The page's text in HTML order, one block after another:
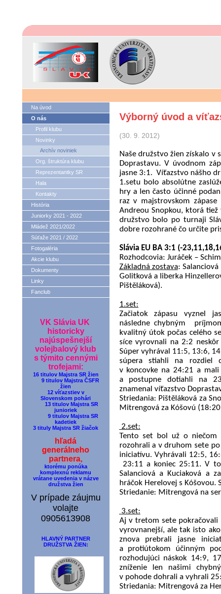
Na úvod
O nás
Profil klubu
Novinky
Archív noviniek
Org. štruktúra klubu
Reprezentantky SR
Hala
Kontakty
História
Juniorky 2021 - 2022
Mládež 2021/2022
Súťaže 2021 / 2022
Fotogaléria
Akcie klubu
Dokumenty
Linky
Fanclub
VK Slávia UK
historicky
najúspešnejší
volejbalový klub
s týmito cennými
trofejami:
16 titulov Majstra SR žien
9 titulov Majstra ČSFR
žien
12 víťazstiev v
Slovenskom pohári
13 titulov Majstra SR
junioriek
9 titulov Majstra SR
kadetiek
3 tituly Majstra SR žiačok
hľadá
generálneho
partnera,
ktorému ponúka
komplexnú reklamu
vrátane uvedenia v názve
družstva žien
V prípade záujmu
volajte
0905613908
HLAVNÝ PARTNER
DRUŽSTVA ŽIEN:
Výborný úvod a
(30. 9. 2012)
Naše družstvo žien získalo
Doprastavu. V úvodnom
jasne 3:1. Víťazstvo nášho
1.setu bolo absolútne
hry a len často účinné
raz v majstrovskom
Andreou Snopkou, ktorá
družstvo bolo po turnaji
dobre rozohrané čo určite
Slávia EU BA 3:1 (-
Rozhodcovia: Juráček –
Základná zostava: Salanciová
Golitková a liberka
Pištěláková).
1.set:
Začiatok zápasu vyznel
následne chybným
kvalitný útok počas celého
síce vyrovnali na 2:2
Súper vyhrával 11:5, 13:6,
súpera stiahli na rozdiel
v koncovke na 24:21 a mali
a postupne dotiahli na
znamenal víťazstvo
Striedania: Pištěláková za
Mitrengová za Kóšovú
2.set:
Tento set bol už o niečom
rozohrali a v druhom sete
iniciatívu. Vyhrávali 12:5,
23:11 a koniec 25:11. V
Salanciová a Kuciaková a
hráčok Herelovej s Kóšovou.
Striedanie: Mitrengová na
3.set:
Aj v tretom sete pokračovali
vyrovnanejší, ale tak isto
znova prebrali jasne
a protiútokom účinným
rozhodujúci náskok 14:9,
zníženie len našimi
v pohode dohrali a vyhrali
Striedania: Mitrengová za